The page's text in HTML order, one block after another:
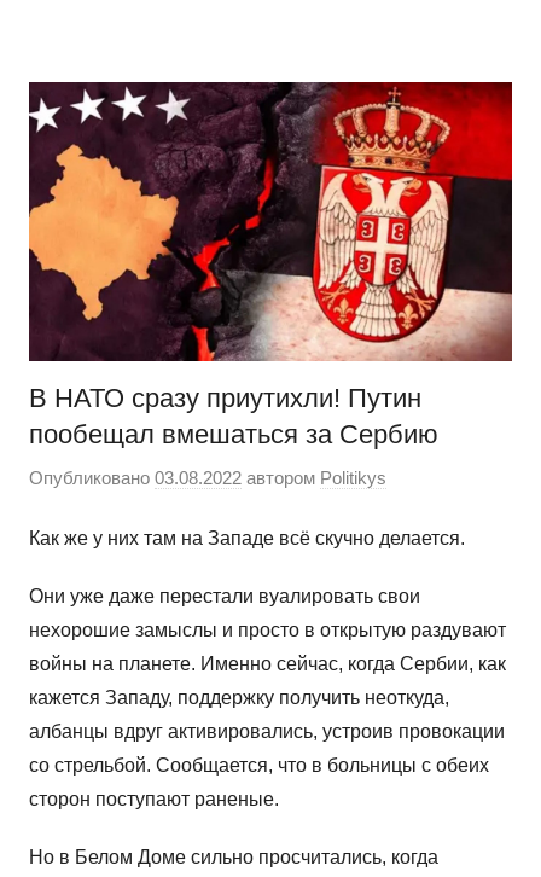
содержимому
сайт
на
WordPress
В НАТО сразу приутихли! Путин
пообещал вмешаться за Сербию
Опубликовано 03.08.2022 автором Politikys
Как же у них там на Западе всё скучно делается.
Они уже даже перестали вуалировать свои
нехорошие замыслы и просто в открытую раздувают
войны на планете. Именно сейчас, когда Сербии, как
кажется Западу, поддержку получить неоткуда,
албанцы вдруг активировались, устроив провокации
со стрельбой. Сообщается, что в больницы с обеих
сторон поступают раненые.
Но в Белом Доме сильно просчитались, когда